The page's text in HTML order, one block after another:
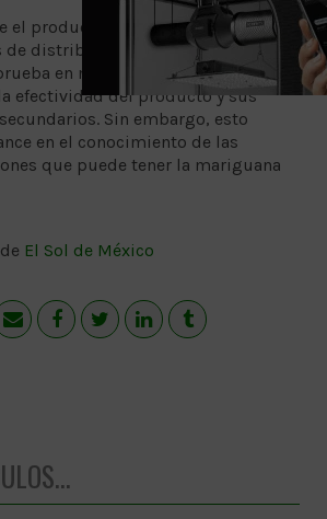
el producto aún no se encuentra a la
de distribuirlos y comercializarlos
en numerosas investigaciones
efectividad del producto y sus
Sin embargo, esto
en el conocimiento de las
que puede tener la mariguana
El Sol de México